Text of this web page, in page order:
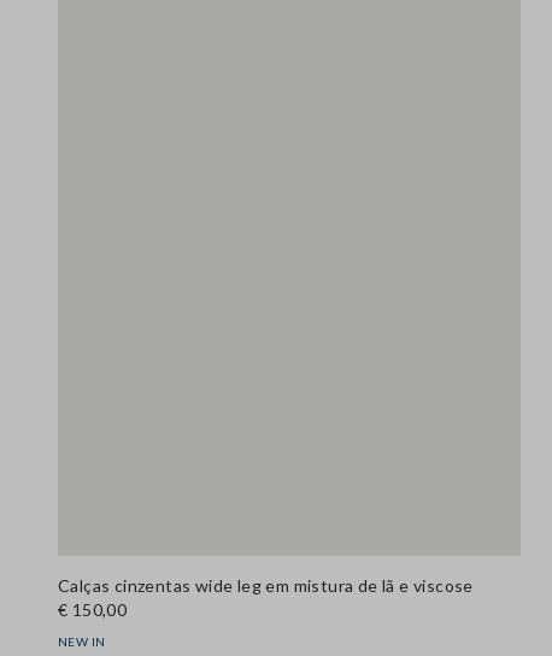
Calças cinzentas wide leg em mistura de lã e viscose
€ 150,00
NEW IN